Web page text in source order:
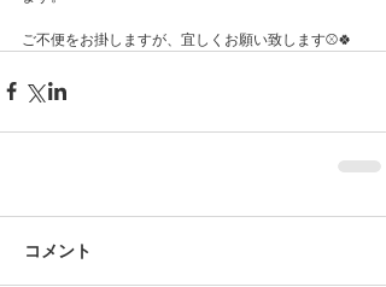
ご不便をお掛しますが、宜しくお願い致します⚾️🍀
コメント